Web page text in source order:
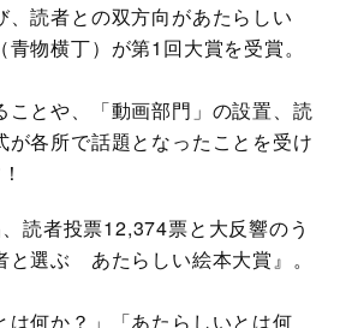
、読者との双方向があたらしい
青物横丁）が第1回大賞を受賞。
ことや、「動画部門」の設置、読
が各所で話題となったことを受け
読者投票12,374票と大反響のう
と選ぶ あたらしい絵本大賞』。
は何か？」「あたらしいとは何